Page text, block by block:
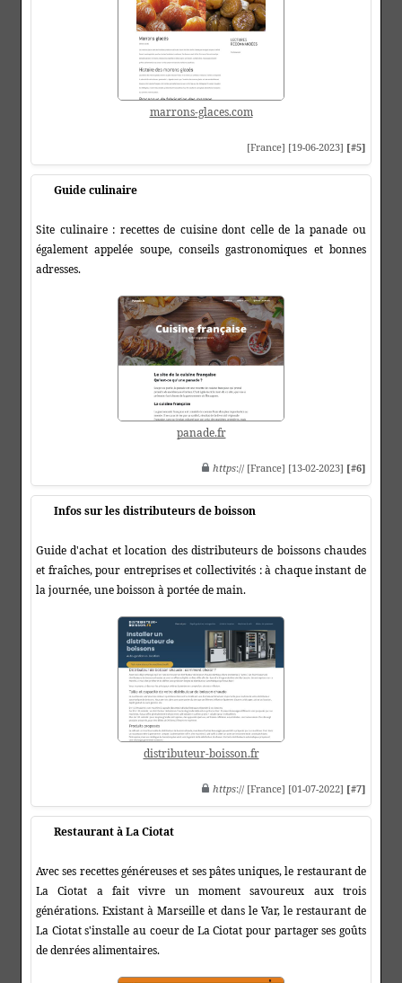
marrons-glaces.com
[France] [19-06-2023] [#5]
Guide culinaire
Site culinaire : recettes de cuisine dont celle de la panade ou
également appelée soupe, conseils gastronomiques et bonnes
adresses.
panade.fr
https:// [France] [13-02-2023] [#6]
Infos sur les distributeurs de boisson
Guide d'achat et location des distributeurs de boissons chaudes
et fraîches, pour entreprises et collectivités : à chaque instant de
la journée, une boisson à portée de main.
distributeur-boisson.fr
https:// [France] [01-07-2022] [#7]
Restaurant à La Ciotat
Avec ses recettes généreuses et ses pâtes uniques, le restaurant de
La Ciotat a fait vivre un moment savoureux aux trois
générations. Existant à Marseille et dans le Var, le restaurant de
La Ciotat s'installe au coeur de La Ciotat pour partager ses goûts
de denrées alimentaires.